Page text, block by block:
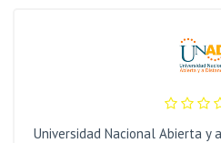
Universidad Nacional Abierta y